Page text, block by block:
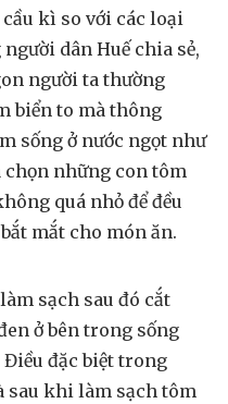
kì so với các loại
dân Huế chia sẻ,
người ta thường
biển to mà thông
sống ở nước ngọt như
chọn những con tôm
quá nhỏ để đều
mắt cho món ăn.
sạch sau đó cắt
ở bên trong sống
Điều đặc biệt trong
sau khi làm sạch tôm